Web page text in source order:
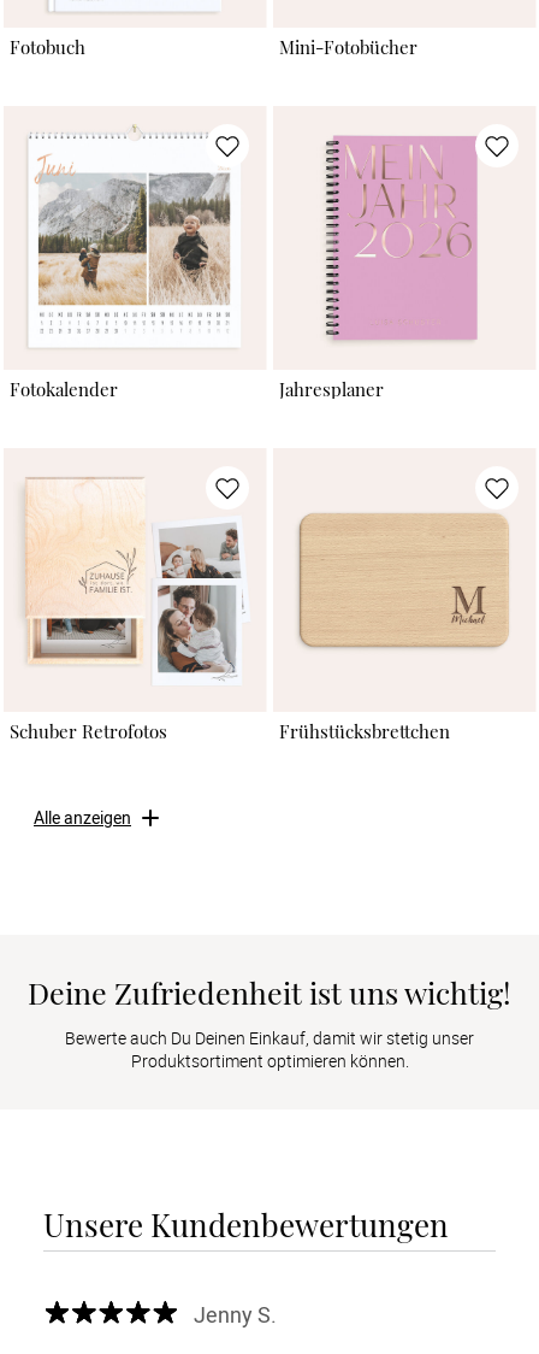
Fotobuch Mini-Fotobücher
Fotokalender Jahresplaner
Schuber Retrofotos Frühstücksbrettchen
Alle anzeigen
Deine Zufriedenheit ist uns wichtig!
Bewerte auch Du Deinen Einkauf, damit wir stetig unser
Produktsortiment optimieren können.
Unsere Kundenbewertungen
Jenny S.